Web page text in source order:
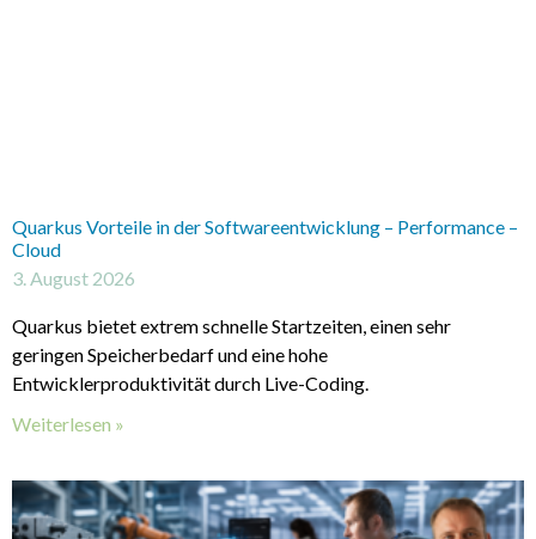
Quarkus Vorteile in der Softwareentwicklung – Performance –
Cloud
3. August 2026
Quarkus bietet extrem schnelle Startzeiten, einen sehr
geringen Speicherbedarf und eine hohe
Entwicklerproduktivität durch Live-Coding.
Weiterlesen »